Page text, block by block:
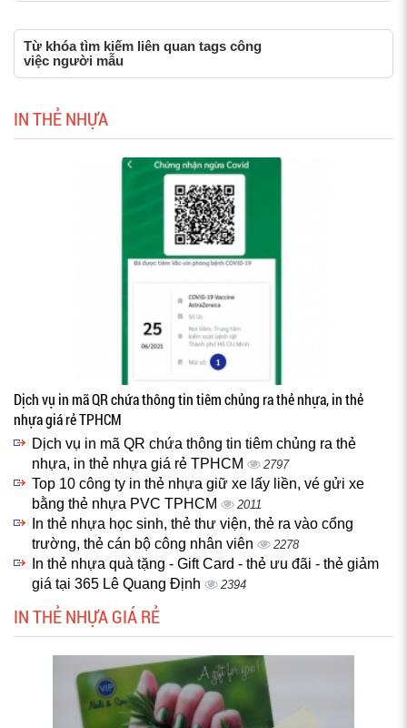
Từ khóa tìm kiếm liên quan tags công
việc người mẫu
IN THẺ NHỰA
Dịch vụ in mã QR chứa thông tin tiêm chủng ra thẻ nhựa, in thẻ
nhựa giá rẻ TPHCM
Dịch vụ in mã QR chứa thông tin tiêm chủng ra thẻ
nhựa, in thẻ nhựa giá rẻ TPHCM
2797
Top 10 công ty in thẻ nhựa giữ xe lấy liền, vé gửi xe
bằng thẻ nhựa PVC TPHCM
2011
In thẻ nhựa học sinh, thẻ thư viện, thẻ ra vào cổng
trường, thẻ cán bộ công nhân viên
2278
In thẻ nhựa quà tặng - Gift Card - thẻ ưu đãi - thẻ giảm
giá tại 365 Lê Quang Định
2394
IN THẺ NHỰA GIÁ RẺ